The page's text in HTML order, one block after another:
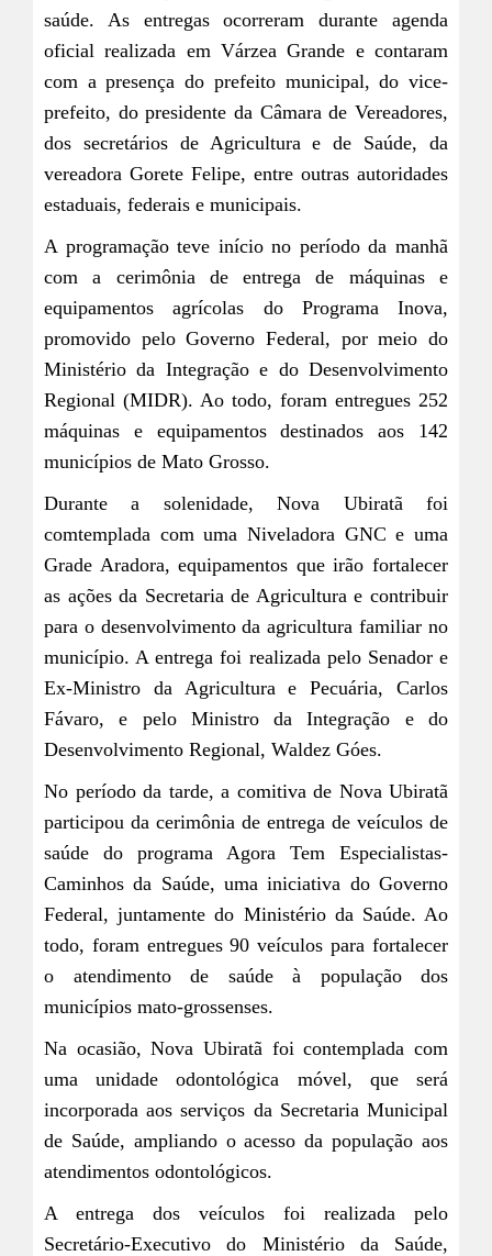
saúde. As entregas ocorreram durante agenda
oficial realizada em Várzea Grande e contaram
com a presença do prefeito municipal, do vice-
prefeito, do presidente da Câmara de Vereadores,
dos secretários de Agricultura e de Saúde, da
vereadora Gorete Felipe, entre outras autoridades
estaduais, federais e municipais.
A programação teve início no período da manhã
com a cerimônia de entrega de máquinas e
equipamentos agrícolas do Programa Inova,
promovido pelo Governo Federal, por meio do
Ministério da Integração e do Desenvolvimento
Regional (MIDR). Ao todo, foram entregues 252
máquinas e equipamentos destinados aos 142
municípios de Mato Grosso.
Durante a solenidade, Nova Ubiratã foi
comtemplada com uma Niveladora GNC e uma
Grade Aradora, equipamentos que irão fortalecer
as ações da Secretaria de Agricultura e contribuir
para o desenvolvimento da agricultura familiar no
município. A entrega foi realizada pelo Senador e
Ex-Ministro da Agricultura e Pecuária, Carlos
Fávaro, e pelo Ministro da Integração e do
Desenvolvimento Regional, Waldez Góes.
No período da tarde, a comitiva de Nova Ubiratã
participou da cerimônia de entrega de veículos de
saúde do programa Agora Tem Especialistas-
Caminhos da Saúde, uma iniciativa do Governo
Federal, juntamente do Ministério da Saúde. Ao
todo, foram entregues 90 veículos para fortalecer
o atendimento de saúde à população dos
municípios mato-grossenses.
Na ocasião, Nova Ubiratã foi contemplada com
uma unidade odontológica móvel, que será
incorporada aos serviços da Secretaria Municipal
de Saúde, ampliando o acesso da população aos
atendimentos odontológicos.
A entrega dos veículos foi realizada pelo
Secretário-Executivo do Ministério da Saúde,